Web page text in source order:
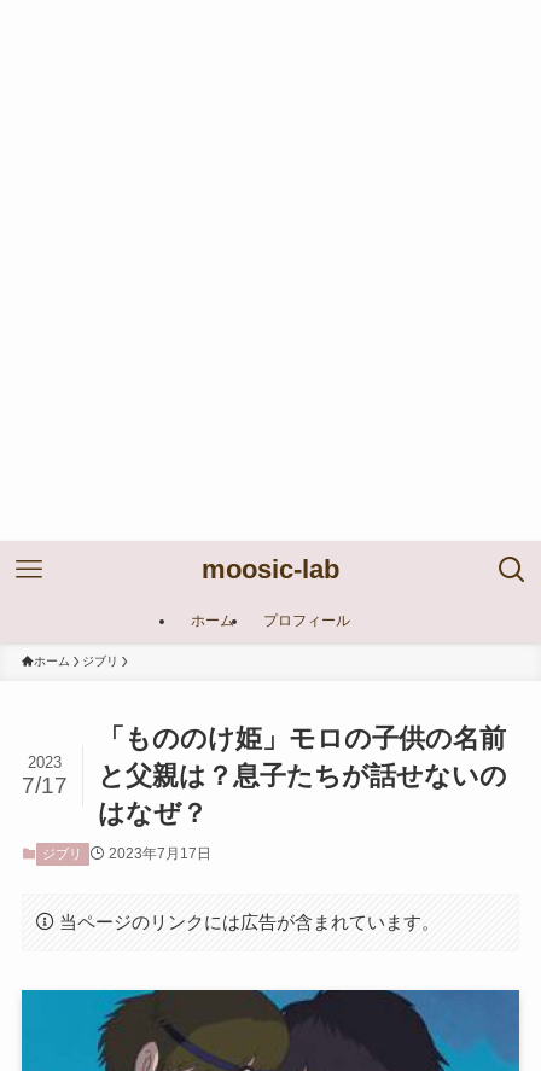
moosic-lab
ホーム プロフィール
ホーム ジブリ
「もののけ姫」モロの子供の名前
と父親は？息子たちが話せないの
はなぜ？
2023
7/17
ジブリ 2023年7月17日
当ページのリンクには広告が含まれています。